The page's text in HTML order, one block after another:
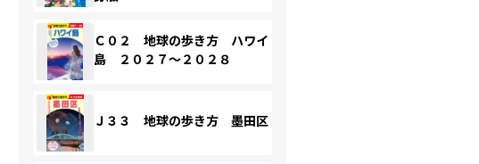
Ｃ０２ 地球の歩き方 ハワイ
島 ２０２７～２０２８
Ｊ３３ 地球の歩き方 墨田区